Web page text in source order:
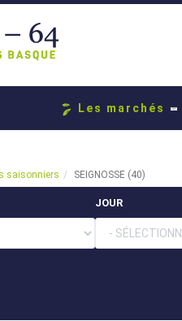
Les marchés
saisonniers SEIGNOSSE (40)
JOUR